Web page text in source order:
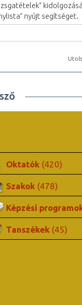
nyújt segítséget.
Oktatók (420)
Szakok (478)
Képzési
Tanszékek (45)